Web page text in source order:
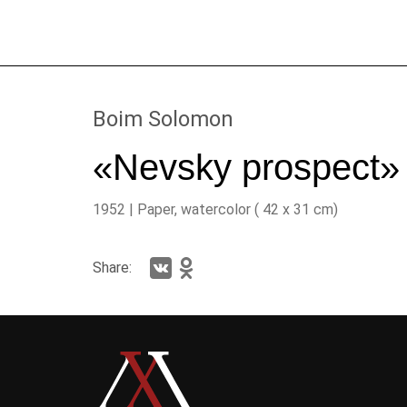
Boim Solomon
«Nevsky prospect»
1952 | Paper, watercolor ( 42 x 31 cm)
Share: